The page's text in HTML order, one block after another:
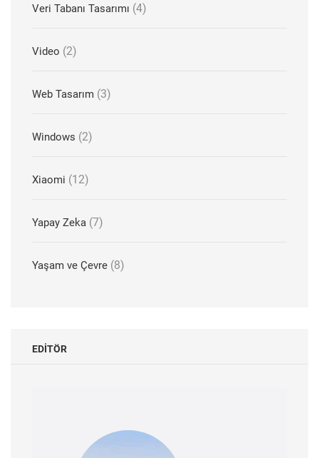
Veri Tabanı Tasarımı (4)
Video (2)
Web Tasarım (3)
Windows (2)
Xiaomi (12)
Yapay Zeka (7)
Yaşam ve Çevre (8)
EDITÖR